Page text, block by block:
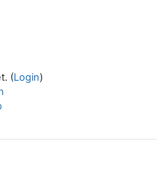
(Login)